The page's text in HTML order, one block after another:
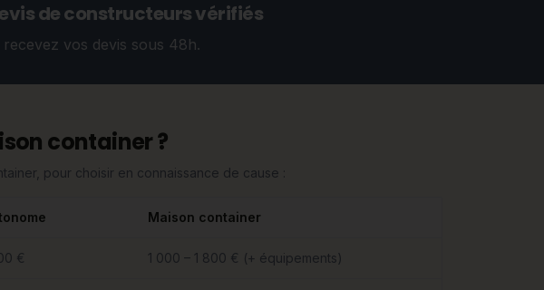
de constructeurs vérifiés
vos devis sous 48h.
container ?
pour choisir en connaissance de cause :
Maison container
€ 1 000 – 1 800 € (+ équipements)